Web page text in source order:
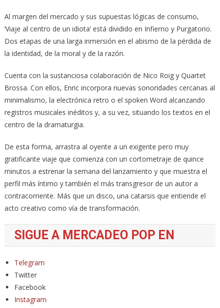
Al margen del mercado y sus supuestas lógicas de consumo,
‘Viaje al centro de un idiota’ está dividido en Infierno y Purgatorio.
Dos etapas de una larga inmersión en el abismo de la pérdida de
la identidad, de la moral y de la razón.
Cuenta con la sustanciosa colaboración de Nico Roig y Quartet
Brossa. Con ellos, Enric incorpora nuevas sonoridades cercanas al
minimalismo, la electrónica retro o el spoken Word alcanzando
registros musicales inéditos y, a su vez, situando los textos en el
centro de la dramaturgia.
De esta forma, arrastra al oyente a un exigente pero muy
gratificante viaje que comienza con un cortometraje de quince
minutos a estrenar la semana del lanzamiento y que muestra el
perfil más íntimo y también el más transgresor de un autor a
contracorriente. Más que un disco, una catarsis que entiende el
acto creativo como vía de transformación.
SIGUE A MERCADEO POP EN
Telegram
Twitter
Facebook
Instagram